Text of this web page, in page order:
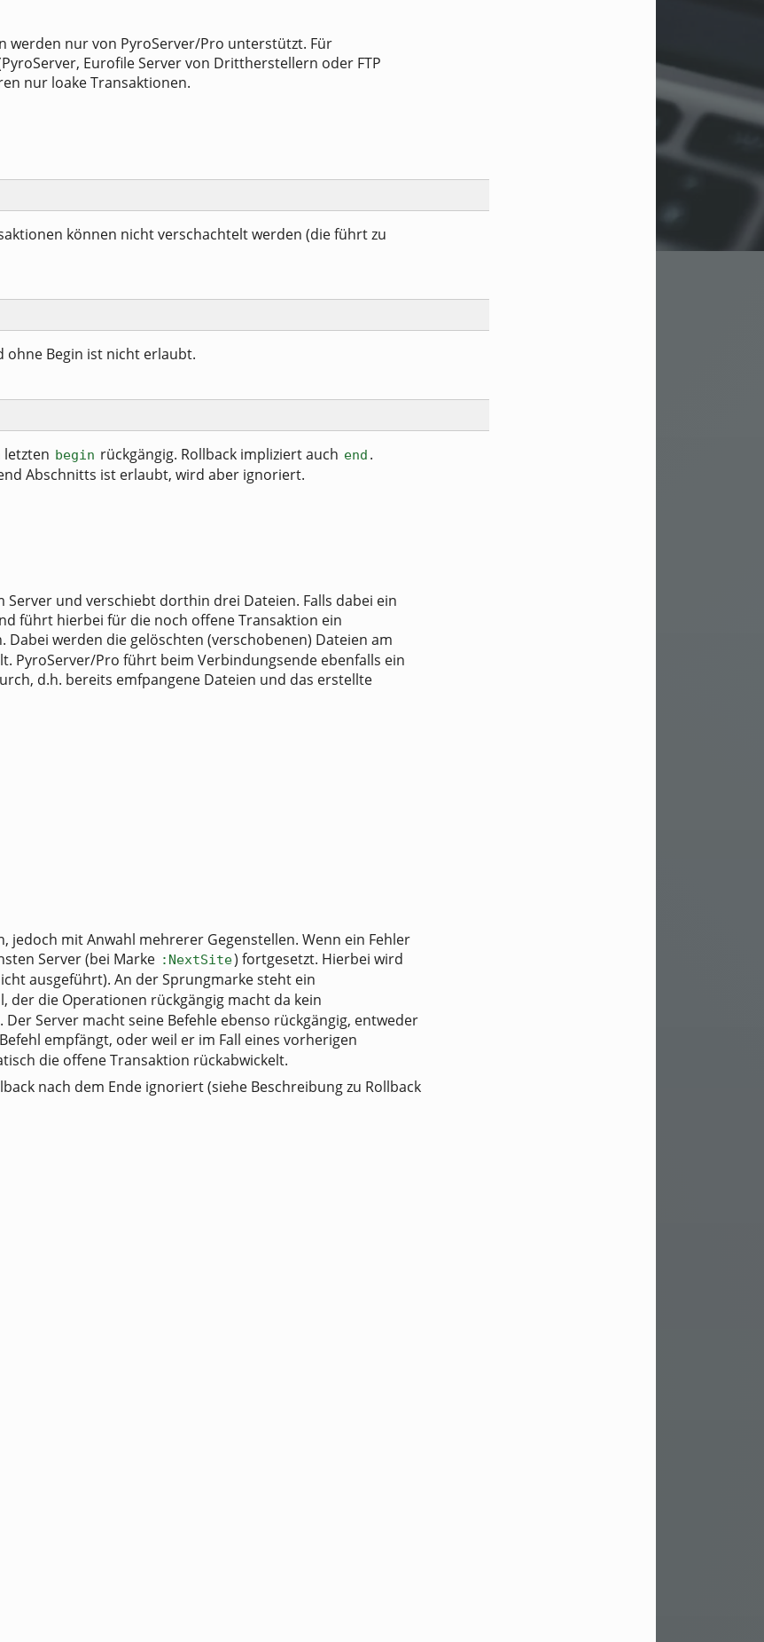
werden nur von PyroServer/Pro unterstützt. Für
Eurofile Server von Drittherstellern oder FTP
nur loake Transaktionen.
können nicht verschachtelt werden (die führt zu
ohne Begin ist nicht erlaubt.
letzten begin rückgängig. Rollback impliziert auch end .
Abschnitts ist erlaubt, wird aber ignoriert.
Server und verschiebt dorthin drei Dateien. Falls dabei ein
führt hierbei für die noch offene Transaktion ein
Dabei werden die gelöschten (verschobenen) Dateien am
PyroServer/Pro führt beim Verbindungsende ebenfalls ein
d.h. bereits emfpangene Dateien und das erstellte
jedoch mit Anwahl mehrerer Gegenstellen. Wenn ein Fehler
Server (bei Marke :NextSite) fortgesetzt. Hierbei wird
ausgeführt). An der Sprungmarke steht ein
der die Operationen rückgängig macht da kein
Server macht seine Befehle ebenso rückgängig, entweder
Befehl empfängt, oder weil er im Fall eines vorherigen
die offene Transaktion rückabwickelt.
nach dem Ende ignoriert (siehe Beschreibung zu Rollback